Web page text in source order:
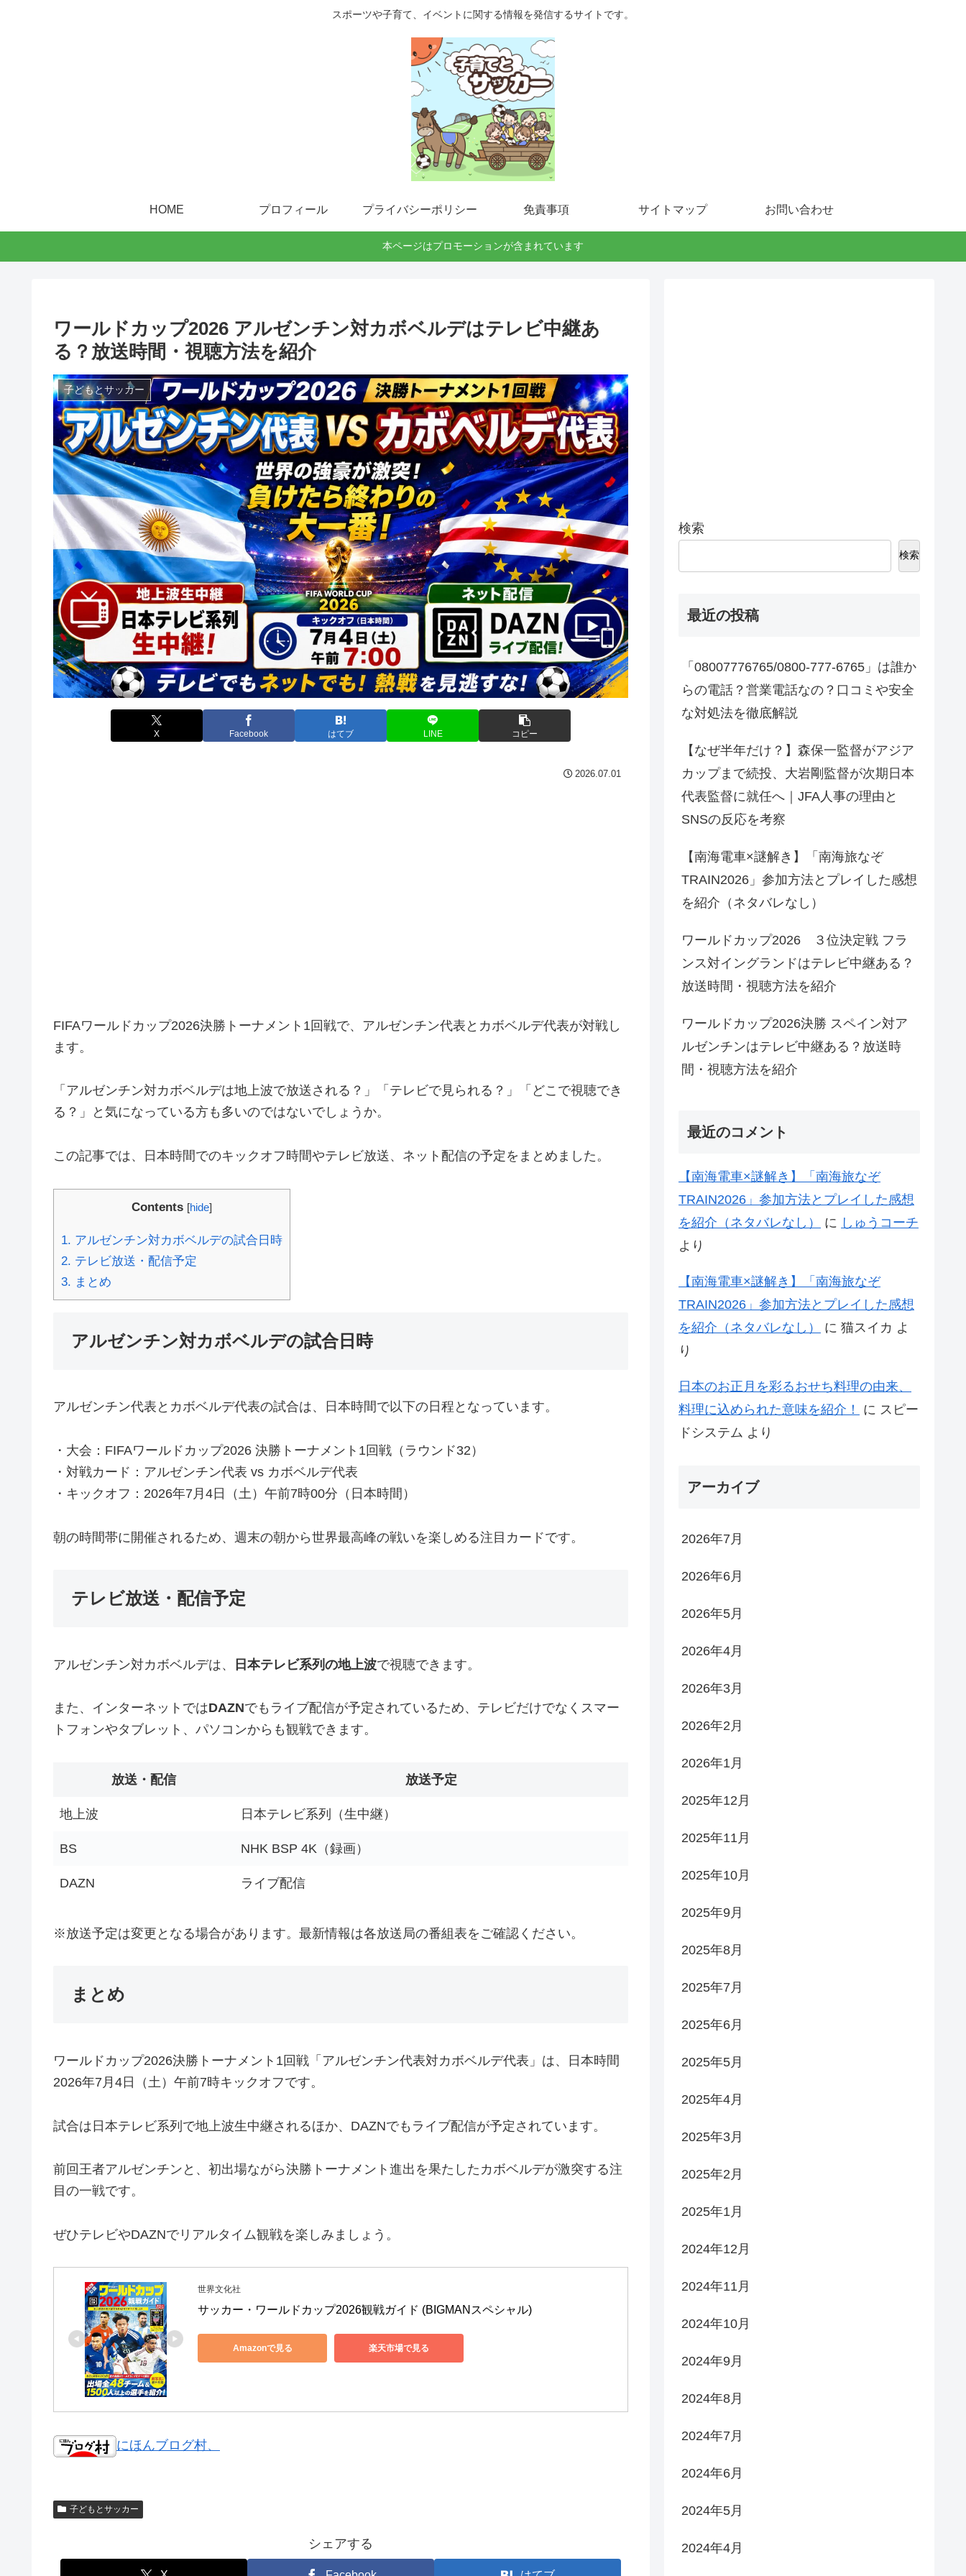
スポーツや子育て、イベントに関する情報を発信するサイトです。
HOME プロフィール プライバシーポリシー 免責事項 サイトマップ お問い合わせ
本ページはプロモーションが含まれています
ワールドカップ2026 アルゼンチン対カボベルデはテレビ中継あ
る？放送時間・視聴方法を紹介
子どもとサッカー
X Facebook はてブ LINE コピー
2026.07.01
FIFAワールドカップ2026決勝トーナメント1回戦で、アルゼンチン代表とカボベルデ代表が対戦し
ます。
「アルゼンチン対カボベルデは地上波で放送される？」「テレビで見られる？」「どこで視聴でき
る？」と気になっている方も多いのではないでしょうか。
この記事では、日本時間でのキックオフ時間やテレビ放送、ネット配信の予定をまとめました。
Contents [hide]
1. アルゼンチン対カボベルデの試合日時
2. テレビ放送・配信予定
3. まとめ
アルゼンチン対カボベルデの試合日時
アルゼンチン代表とカボベルデ代表の試合は、日本時間で以下の日程となっています。
・大会：FIFAワールドカップ2026 決勝トーナメント1回戦（ラウンド32）
・対戦カード：アルゼンチン代表 vs カボベルデ代表
・キックオフ：2026年7月4日（土）午前7時00分（日本時間）
朝の時間帯に開催されるため、週末の朝から世界最高峰の戦いを楽しめる注目カードです。
テレビ放送・配信予定
アルゼンチン対カボベルデは、 日本テレビ系列の地上波で視聴できます。
また、インターネットではDAZNでもライブ配信が予定されているため、テレビだけでなくスマー
トフォンやタブレット、パソコンからも観戦できます。
放送・配信 放送予定
地上波 日本テレビ系列（生中継）
BS NHK BSP 4K（録画）
DAZN ライブ配信
※放送予定は変更となる場合があります。最新情報は各放送局の番組表をご確認ください。
まとめ
ワールドカップ2026決勝トーナメント1回戦「アルゼンチン代表対カボベルデ代表」は、日本時間
2026年7月4日（土）午前7時キックオフです。
試合は日本テレビ系列で地上波生中継されるほか、DAZNでもライブ配信が予定されています。
前回王者アルゼンチンと、初出場ながら決勝トーナメント進出を果たしたカボベルデが激突する注
目の一戦です。
ぜひテレビやDAZNでリアルタイム観戦を楽しみましょう。
世界文化社
サッカー・ワールドカップ2026観戦ガイド (BIGMANスペシャル)
Amazonで見る 楽天市場で見る
にほんブログ村、
子どもとサッカー
シェアする
検索
検索
最近の投稿
「08007776765/0800-777-6765」は誰か
らの電話？営業電話なの？口コミや安全
な対処法を徹底解説
【なぜ半年だけ？】森保一監督がアジア
カップまで続投、大岩剛監督が次期日本
代表監督に就任へ｜JFA人事の理由と
SNSの反応を考察
【南海電車×謎解き】「南海旅なぞ
TRAIN2026」参加方法とプレイした感想
を紹介（ネタバレなし）
ワールドカップ2026 ３位決定戦 フラ
ンス対イングランドはテレビ中継ある？
放送時間・視聴方法を紹介
ワールドカップ2026決勝 スペイン対ア
ルゼンチンはテレビ中継ある？放送時
間・視聴方法を紹介
最近のコメント
【南海電車×謎解き】「南海旅なぞ
TRAIN2026」参加方法とプレイした感想
を紹介（ネタバレなし）
に しゅうコーチ
より
【南海電車×謎解き】「南海旅なぞ
TRAIN2026」参加方法とプレイした感想
を紹介（ネタバレなし）
に 猫スイカ よ
り
日本のお正月を彩るおせち料理の由来、
料理に込められた意味を紹介！
に スピー
ドシステム より
アーカイブ
2026年7月
2026年6月
2026年5月
2026年4月
2026年3月
2026年2月
2026年1月
2025年12月
2025年11月
2025年10月
2025年9月
2025年8月
2025年7月
2025年6月
2025年5月
2025年4月
2025年3月
2025年2月
2025年1月
2024年12月
2024年11月
2024年10月
2024年9月
2024年8月
2024年7月
2024年6月
2024年5月
2024年4月